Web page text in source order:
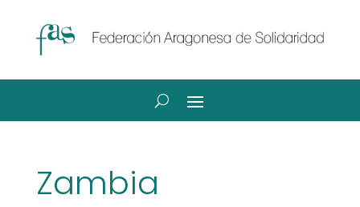
Zambia